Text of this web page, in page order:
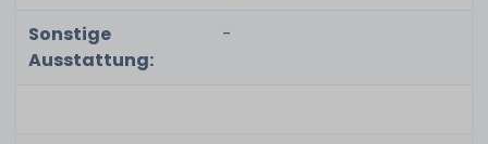
Sonstige
Ausstattung:
-